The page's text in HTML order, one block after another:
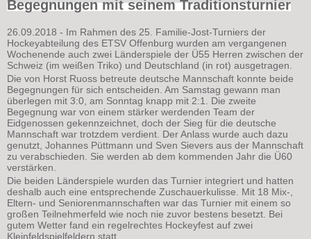
Begegnungen mit seinem Traditionsturnier
26.09.2018 - Im Rahmen des 25. Familie-Jost-Turniers der
Hockeyabteilung des ETSV Offenburg wurden am vergangenen
Wochenende auch zwei Länderspiele der Ü55 Herren zwischen der
Schweiz (im weißen Triko) und Deutschland (in rot) ausgetragen.
Die von Horst Ruoss betreute deutsche Mannschaft konnte beide
Begegnungen für sich entscheiden. Am Samstag gewann man
überlegen mit 3:0, am Sonntag knapp mit 2:1. Die zweite
Begegnung war von einem stärker werdenden Team der
Eidgenossen gekennzeichnet, doch der Sieg für die deutsche
Mannschaft war trotzdem verdient. Der Anlass wurde auch dazu
genutzt, Johannes Püttmann und Sven Sievers aus der Mannschaft
zu verabschieden. Sie werden ab dem kommenden Jahr die Ü60
verstärken.
Die beiden Länderspiele wurden das Turnier integriert und hatten
deshalb auch eine entsprechende Zuschauerkulisse. Mit 18 Mix-,
Eltern- und Seniorenmannschaften war das Turnier mit einem so
großen Teilnehmerfeld wie noch nie zuvor bestens besetzt. Bei
gutem Wetter fand ein regelrechtes Hockeyfest auf zwei
Kleinfeldspielfeldern statt.